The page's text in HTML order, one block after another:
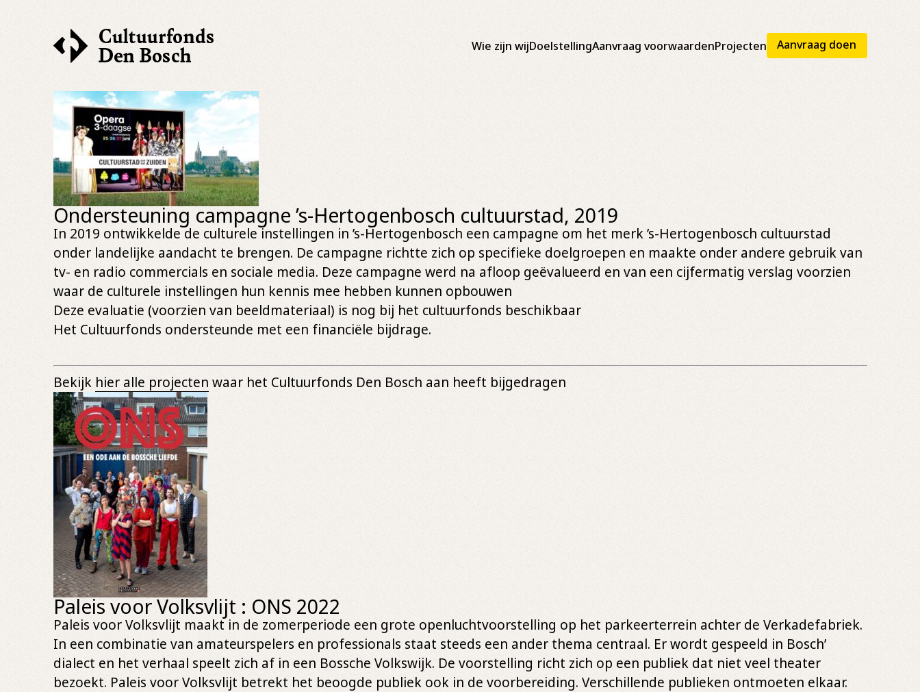
Wie zijn wijDoelstellingAanvraag voorwaardenProjecten Aanvraag doen
Ondersteuning campagne ’s-Hertogenbosch cultuurstad, 2019
In 2019 ontwikkelde de culturele instellingen in ’s-Hertogenbosch een campagne om het merk ’s-Hertogenbosch cultuurstad
onder landelijke aandacht te brengen. De campagne richtte zich op specifieke doelgroepen en maakte onder andere gebruik van
tv- en radio commercials en sociale media. Deze campagne werd na afloop geëvalueerd en van een cijfermatig verslag voorzien
waar de culturele instellingen hun kennis mee hebben kunnen opbouwen
Deze evaluatie (voorzien van beeldmateriaal) is nog bij het cultuurfonds beschikbaar
Het Cultuurfonds ondersteunde met een financiële bijdrage.
Bekijk hier alle projecten waar het Cultuurfonds Den Bosch aan heeft bijgedragen
Paleis voor Volksvlijt : ONS 2022
Paleis voor Volksvlijt maakt in de zomerperiode een grote openluchtvoorstelling op het parkeerterrein achter de Verkadefabriek.
In een combinatie van amateurspelers en professionals staat steeds een ander thema centraal. Er wordt gespeeld in Bosch’
dialect en het verhaal speelt zich af in een Bossche Volkswijk. De voorstelling richt zich op een publiek dat niet veel theater
bezoekt. Paleis voor Volksvlijt betrekt het beoogde publiek ook in de voorbereiding. Verschillende publieken ontmoeten elkaar.